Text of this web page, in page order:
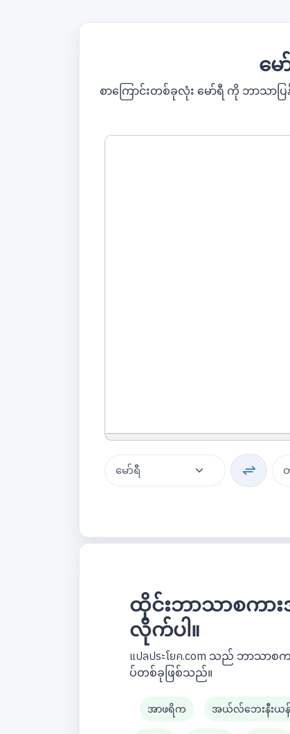
မ
စာကြောင်းတစ်ခုလုံး မော်ရီ ကို ဘာသာပ
ထိုင်းဘာသာစကား
လိုက်ပါ။
แปลประโยค.com သည် ဘာသာစ
ပ်တစ်ခုဖြစ်သည်။
အာဖရိက အယ်လ်ဘေးနီးယန်